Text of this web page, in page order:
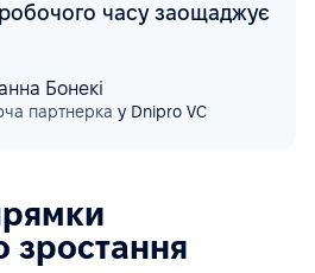
робочого часу заощаджує
Бонекі
партнерка у Dnipro VC
зростання